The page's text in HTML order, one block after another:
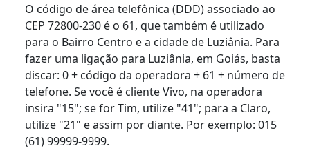
O código de área telefônica (DDD) associado ao
CEP 72800-230 é o 61, que também é utilizado
para o Bairro Centro e a cidade de Luziânia. Para
fazer uma ligação para Luziânia, em Goiás, basta
discar: 0 + código da operadora + 61 + número de
telefone. Se você é cliente Vivo, na operadora
insira "15"; se for Tim, utilize "41"; para a Claro,
utilize "21" e assim por diante. Por exemplo: 015
(61) 99999-9999.